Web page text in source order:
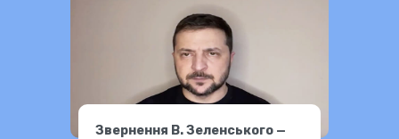
Звернення В. Зеленського —